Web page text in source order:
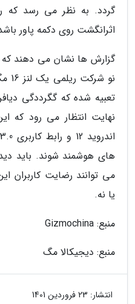
اثرانگشت روی دکمه پاور
گزارش ها نشان می دهند
نهایت انتظار می رود که
های هوشمند شوند. باید
می توانند رضایت کاربران
یا نه.
منبع: Gizmochina
منبع: دیجیکالا مگ
انتشار: 23 فروردین 1401